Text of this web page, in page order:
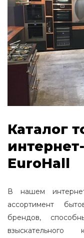
Каталог
EuroHall
В нашем
ассортимент
брендов,